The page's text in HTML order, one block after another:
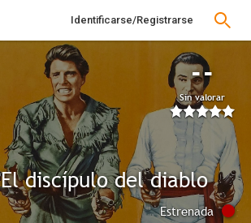
Identificarse/Registrarse
--
Sin valorar
El discípulo del diablo
Estrenada